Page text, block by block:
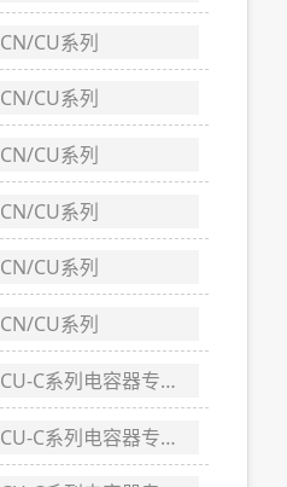
CN/CU系列
CN/CU系列
CN/CU系列
CN/CU系列
CN/CU系列
CN/CU系列
CU-C系列电容器专用电磁接触器
CU-C系列电容器专用电磁接触器